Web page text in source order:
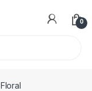
0
Floral